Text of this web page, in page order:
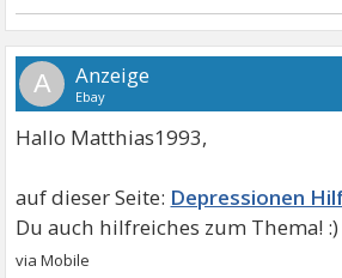
A
Hallo Matthias1993,
Depressionen